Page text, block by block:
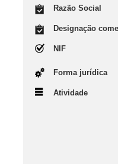
Razão Social
Designação
NIF
Forma jurídica
Atividade